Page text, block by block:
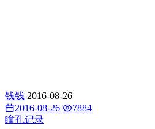
钱钱 2016-08-26
2016-08-26
7884
瞳孔记录